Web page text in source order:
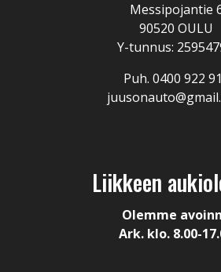
Messipojantie
90520 OULU
Y-tunnus:
Puh. 0400 922
Liikkeen
Olemme
Ark. klo. 8.00-